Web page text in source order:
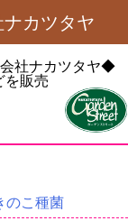
ナカツタヤ
社ナカツタヤ◆
を販売
のこ種菌